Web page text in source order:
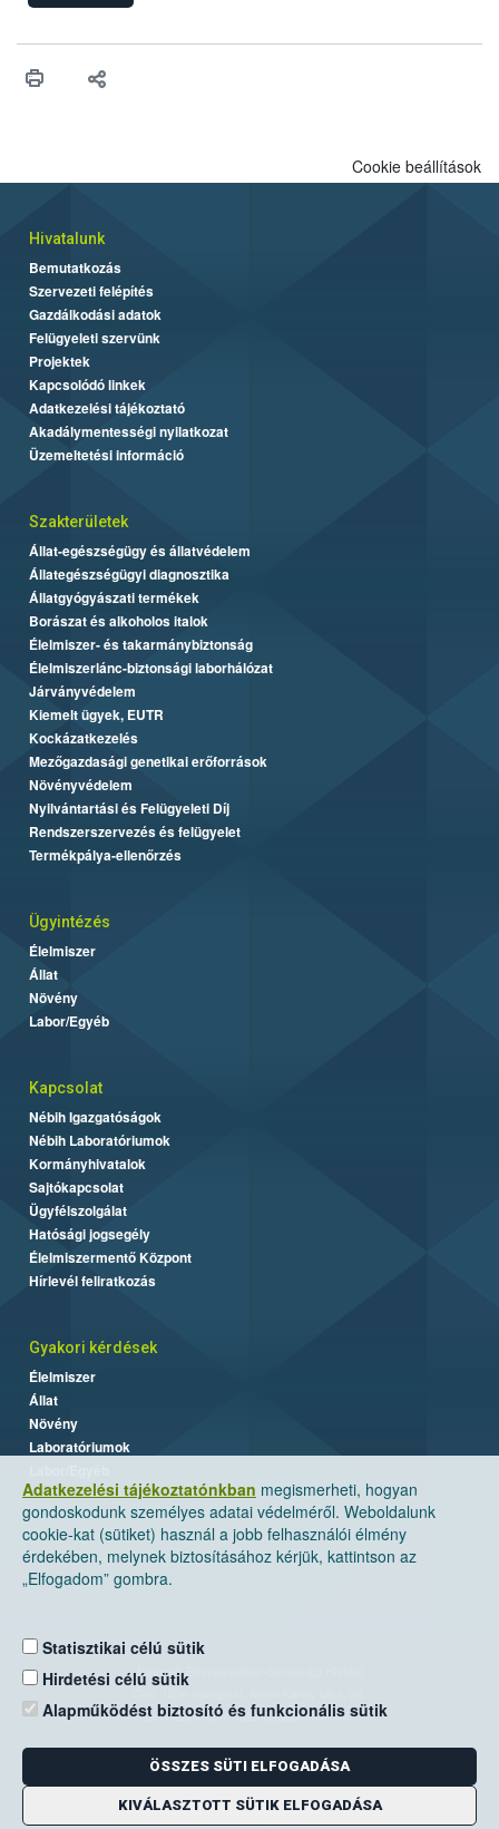
műszaki és hatósági feltételek.
Adatkezelési tájékoztatónkban megismerheti, hogyan
gondoskodunk személyes adatai védelméről. Weboldalunk
cookie-kat (sütiket) használ a jobb felhasználói élmény
érdekében, melynek biztosításához kérjük, kattintson az
„Elfogadom” gombra.
Statisztikai célú sütik
Hirdetési célú sütik
Alapműködést biztosító és funkcionális sütik
ÖSSZES SÜTI ELFOGADÁSA
KIVÁLASZTOTT SÜTIK ELFOGADÁSA
Cookie beállítások
Hivatalunk
Bemutatkozás
Szervezeti felépítés
Gazdálkodási adatok
Felügyeleti szervünk
Projektek
Kapcsolódó linkek
Adatkezelési tájékoztató
Akadálymentességi nyilatkozat
Üzemeltetési információ
Szakterületek
Állat-egészségügy és állatvédelem
Állategészségügyi diagnosztika
Állatgyógyászati termékek
Borászat és alkoholos italok
Élelmiszer- és takarmánybiztonság
Élelmiszerlánc-biztonsági laborhálózat
Járványvédelem
Kiemelt ügyek, EUTR
Kockázatkezelés
Mezőgazdasági genetikai erőforrások
Növényvédelem
Nyilvántartási és Felügyeleti Díj
Rendszerszervezés és felügyelet
Termékpálya-ellenőrzés
Ügyintézés
Élelmiszer
Állat
Növény
Labor/Egyéb
Kapcsolat
Nébih Igazgatóságok
Nébih Laboratóriumok
Kormányhivatalok
Sajtókapcsolat
Ügyfélszolgálat
Hatósági jogsegély
Élelmiszermentő Központ
Hírlevél feliratkozás
Gyakori kérdések
Élelmiszer
Állat
Növény
Laboratóriumok
Nemzeti Élelmiszerlánc-biztonsági Hivatal
Levelezési cím: 1525 Budapest. Pf. 30.
E-mail:ugyfelszolgalat@nebih.gov.hu
Zöld szám: 06-80/263-244
Telefon: 06-1/ 336-9000